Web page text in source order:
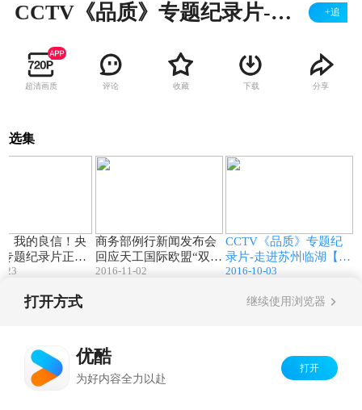
CCTV《品质》专题纪录片-走进苏州临湖【三千方】 +追
超清画质 评论 收藏 下载 分享
选集
我的良信！央
题纪录片正式
23
商务部例行新闻发布会
回应天工国际欧盟“双
反”案胜诉
2016-11-02
CCTV《品质》专题纪
录片-走进苏州临湖【三
千方】
2016-10-03
打开方式 继续使用浏览器
优酷
为好内容全力以赴
打开